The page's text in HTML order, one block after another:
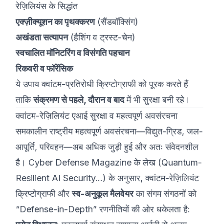
रेज़िलियंस के सिद्धांत
एक्ज़ीक्यूशन का पृथक्करण(सैंडबॉक्सिंग)
अखंडता सत्यापन(हैशिंग व ट्रस्ट-चेन)
स्वचालित मॉनिटरिंग व विसंगति पहचान
रिकवरी व फॉरेंसिक
ये उपाय क्वांटम-प्रतिरोधी क्रिप्टोग्राफी को पूरक करते हैं
ताकिसंक्रमण से पहले, दौरान व बादमें भी सुरक्षा बनी रहे।
क्वांटम-रेज़िलियंट एआई सुरक्षा व महत्वपूर्ण अवसंरचना
समकालीन राष्ट्रीय महत्वपूर्ण अवसंरचना—विद्युत-ग्रिड, जल-
आपूर्ति, परिवहन—अब अधिक जुड़ी हुई और अतः संवेदनशील
है। Cyber Defense Magazineके लेख (Quantum-
Resilient AI Security...) के अनुसार, क्वांटम-रेज़िलियंट
क्रिप्टोग्राफी औरस्व-अनुकूल मैलवेयरका संगम संगठनों को
“Defense-in-Depth” रणनीतियों की ओर धकेलता है: